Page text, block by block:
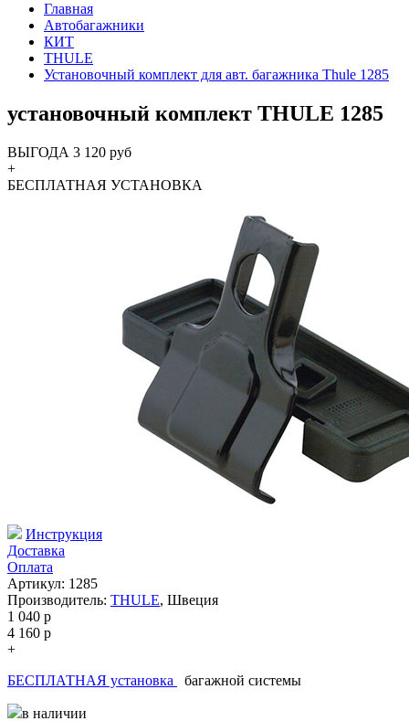
Главная
Автобагажники
КИТ
THULE
Установочный комплект для авт. багажника Thule 1285
установочный комплект THULE 1285
ВЫГОДА 3 120 руб
+
БЕСПЛАТНАЯ УСТАНОВКА
Инструкция
Доставка
Оплата
Артикул: 1285
Производитель: THULE, Швеция
1 040 p
4 160 p
+
БЕСПЛАТНАЯ установка
багажной системы
в наличии